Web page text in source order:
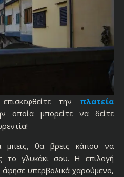
την πλατεία
οποία μπορείτε να δείτε
μπεις, θα βρεις κάπου να
το γλυκάκι σου. Η επιλογή
υπερβολικά χαρούμενο,